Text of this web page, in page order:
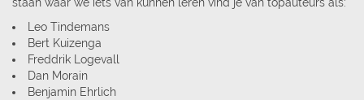
staan waar we iets van kunnen leren vind je van topauteurs als:
Leo Tindemans
Bert Kuizenga
Freddrik Logevall
Dan Morain
Benjamin Ehrlich